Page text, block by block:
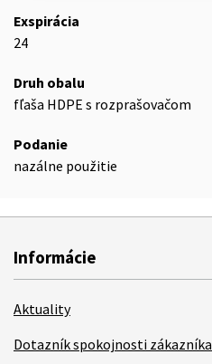
Exspirácia
24
Druh obalu
fľaša HDPE s rozprašovačom
Podanie
nazálne použitie
Informácie
Aktuality
Dotazník spokojnosti zákazníka